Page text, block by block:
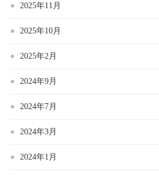
2025年11月
2025年10月
2025年2月
2024年9月
2024年7月
2024年3月
2024年1月